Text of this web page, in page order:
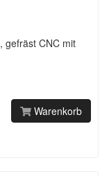
gefräst CNC mit
Warenkorb